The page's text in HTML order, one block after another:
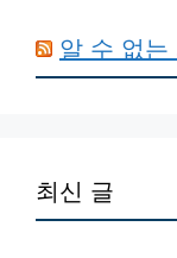
알 수 없는
최신 글